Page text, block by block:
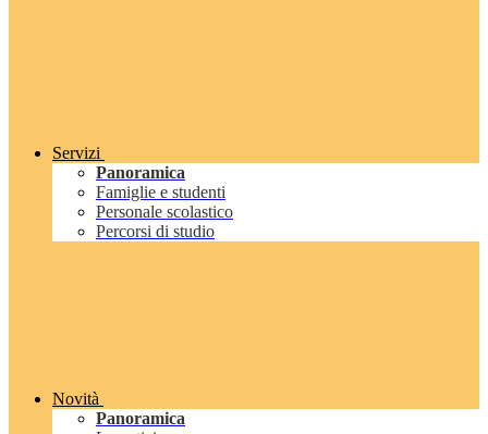
Servizi
Panoramica
Famiglie e studenti
Personale scolastico
Percorsi di studio
Novità
Panoramica